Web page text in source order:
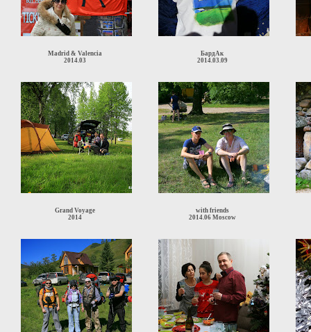
Madrid & Valencia
2014.03
БардАк
2014.03.09
Grand Voyage
2014
with friends
2014.06 Moscow